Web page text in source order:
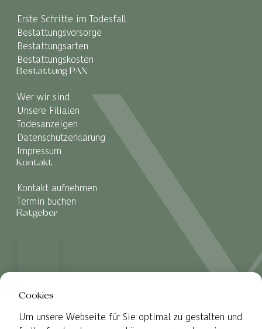
Erste Schritte im Todesfall
Bestattungsvorsorge
Bestattungsarten
Bestattungskosten
Bestattung PAX
Wer wir sind
Unsere Filialen
Todesanzeigen
Datenschutzerklärung
Impressum
Kontakt
Kontakt aufnehmen
Termin buchen
Ratgeber
Cookies
Um unsere Webseite für Sie optimal zu gestalten und